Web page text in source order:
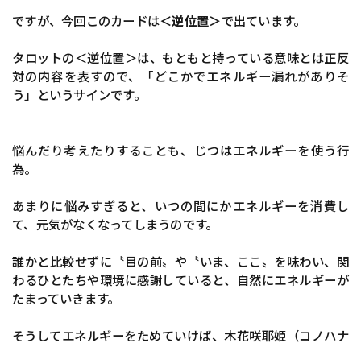
ですが、今回このカードは＜逆位置＞で出ています。
タロットの＜逆位置＞は、もともと持っている意味とは正反
対の内容を表すので、「どこかでエネルギー漏れがありそ
う」というサインです。
悩んだり考えたりすることも、じつはエネルギーを使う行
為。
あまりに悩みすぎると、いつの間にかエネルギーを消費し
て、元気がなくなってしまうのです。
誰かと比較せずに〝目の前〟や〝いま、ここ〟を味わい、関
わるひとたちや環境に感謝していると、自然にエネルギーが
たまっていきます。
そうしてエネルギーをためていけば、木花咲耶姫（コノハナ